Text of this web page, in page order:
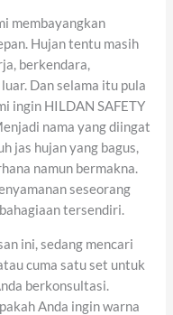
membayangkan
Hujan tentu masih
berkendara,
Dan selama itu pula
ingin HILDAN SAFETY
nama yang diingat
jas hujan yang bagus,
namun bermakna.
seseorang
tersendiri.
ini, sedang mencari
cuma satu set untuk
berkonsultasi.
Anda ingin warna